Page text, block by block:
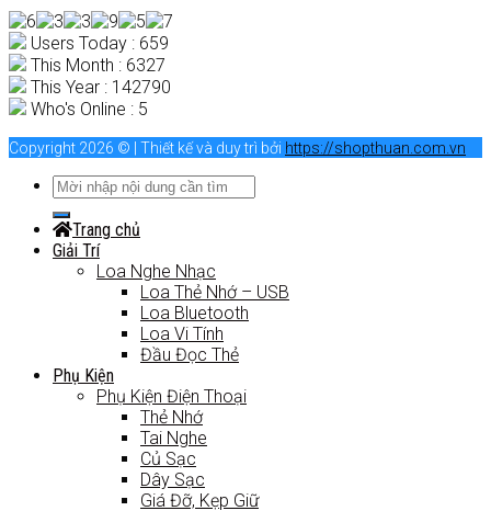
Users Today : 659
This Month : 6327
This Year : 142790
Who's Online : 5
Copyright 2026 © | Thiết kế và duy trì bởi https://shopthuan.com.vn
Trang chủ
Giải Trí
Loa Nghe Nhạc
Loa Thẻ Nhớ – USB
Loa Bluetooth
Loa Vi Tính
Đầu Đọc Thẻ
Phụ Kiện
Phụ Kiện Điện Thoại
Thẻ Nhớ
Tai Nghe
Củ Sạc
Dây Sạc
Giá Đỡ, Kẹp Giữ